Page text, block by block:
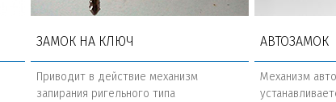
ЗАМОК НА КЛЮЧ
Приводит в действие механизм
запирания ригельного типа
АВТОЗАМОК
Механизм